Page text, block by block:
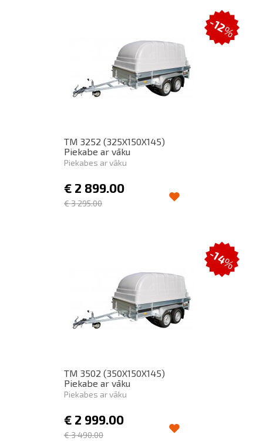
TM 3252 (325X150X145)
Piekabe ar vāku
Piekabes ar vāku
€ 2 899.00
€3 295.00
-12%
TM 3502 (350X150X145)
Piekabe ar vāku
Piekabes ar vāku
€ 2 999.00
€3 490.00
-14%